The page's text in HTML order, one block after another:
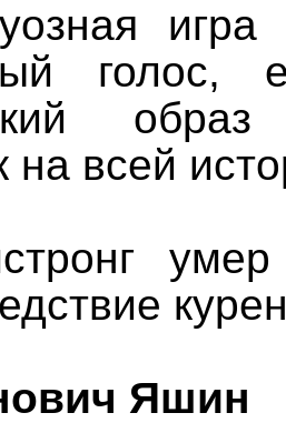
голос,
на всей
Яшин